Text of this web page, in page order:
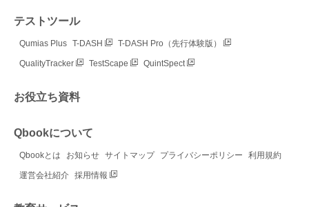
テストツール
Qumias Plus T-DASH T-DASH Pro（先行体験版）
QualityTracker TestScape QuintSpect
お役立ち資料
Qbookについて
Qbookとは お知らせ サイトマップ プライバシーポリシー 利用規約
運営会社紹介 採用情報